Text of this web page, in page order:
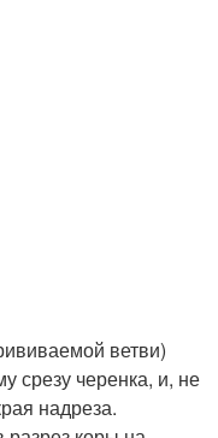
ветви)
срезу черенка, и, не
надреза.